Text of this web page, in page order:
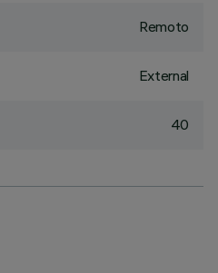
Remoto
External
40